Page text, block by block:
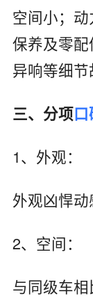
空间小；
保养及零
异响等细节
三、分项口
1、外观：
外观凶悍动
2、空间：
与同级车相